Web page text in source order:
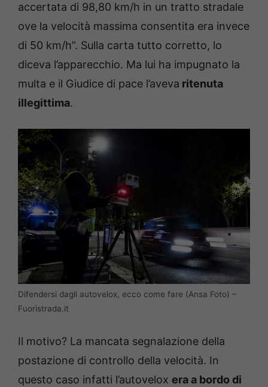
accertata di 98,80 km/h in un tratto stradale
ove la velocità massima consentita era invece
di 50 km/h”. Sulla carta tutto corretto, lo
diceva l’apparecchio. Ma lui ha impugnato la
multa e il Giudice di pace l’aveva ritenuta
illegittima.
Difendersi dagli autovelox, ecco come fare (Ansa Foto) –
Fuoristrada.it
Il motivo? La mancata segnalazione della
postazione di controllo della velocità. In
questo caso infatti l’autovelox era a bordo di